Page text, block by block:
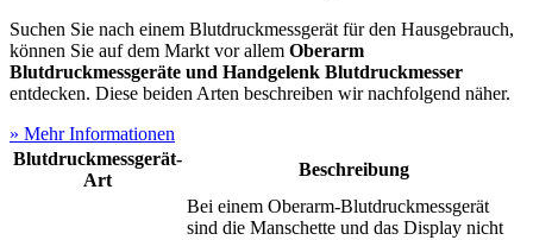
Suchen Sie nach einem Blutdruckmessgerät für den Hausgebrauch,
können Sie auf dem Markt vor allem Oberarm
Blutdruckmessgeräte und Handgelenk Blutdruckmesser
entdecken. Diese beiden Arten beschreiben wir nachfolgend näher.
» Mehr Informationen
Blutdruckmessgerät-
Art
Beschreibung
Bei einem Oberarm-Blutdruckmessgerät
sind die Manschette und das Display nicht